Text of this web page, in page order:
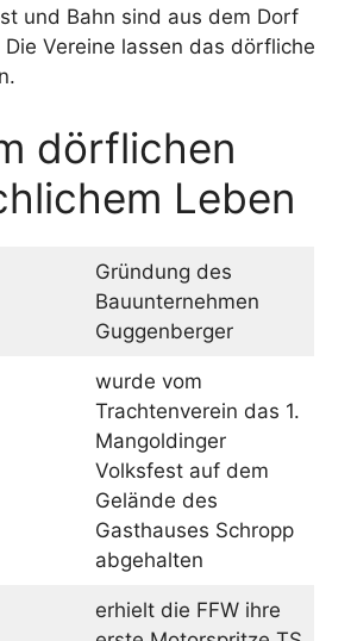
und Bahn sind aus dem Dorf
Vereine lassen das dörfliche
dörflichen
Leben
Gründung des
Bauunternehmen
Guggenberger
wurde vom
Trachtenverein das 1.
Mangoldinger
Volksfest auf dem
Gelände des
Gasthauses Schropp
abgehalten
erhielt die FFW ihre